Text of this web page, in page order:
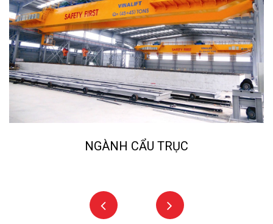
NGÀNH NGHIỀN ĐÁ, CÁT NHÂN TẠO